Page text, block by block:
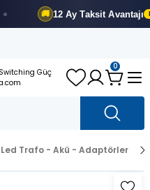
12 AyTaksit Avantajı
0
Led Trafo - Akü - Adaptörler